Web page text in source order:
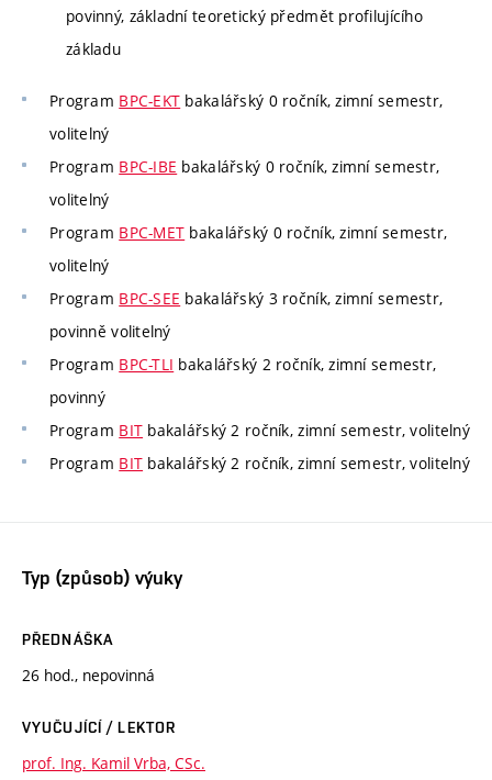
povinný, základní teoretický předmět profilujícího
základu
Program BPC-EKT bakalářský 0 ročník, zimní semestr,
volitelný
Program BPC-IBE bakalářský 0 ročník, zimní semestr,
volitelný
Program BPC-MET bakalářský 0 ročník, zimní semestr,
volitelný
Program BPC-SEE bakalářský 3 ročník, zimní semestr,
povinně volitelný
Program BPC-TLI bakalářský 2 ročník, zimní semestr,
povinný
Program BIT bakalářský 2 ročník, zimní semestr, volitelný
Program BIT bakalářský 2 ročník, zimní semestr, volitelný
Typ (způsob) výuky
PŘEDNÁŠKA
26 hod., nepovinná
VYUČUJÍCÍ / LEKTOR
prof. Ing. Kamil Vrba, CSc.